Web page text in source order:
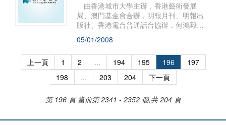
由香港城市大學主辦，香港藝術發展
局、澳門基金會合辦，明報月刊、明報出
版社、香港電台普通話台協辦，何鴻毅家
族基金贊助的城市文學節系列活動之“城市
文學創作奬”現已接受投稿，凡年齡介乎15
至24歲的港澳特區青年或大專生(包括全日
制或兼讀課程的本科生、專上學院和副學
士課程的學生及研究生)均可於即日起至
2008年2月29日投稿。
05/01/2008
上一頁 1 2 ... 194 195 196
197
198
... 203 204 下一頁
第 196 頁 當前第 2341 - 2352 個,共 204 頁